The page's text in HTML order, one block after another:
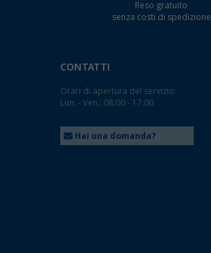
Reso gratuito
senza costi di spedizione
CONTATTI
Orari di apertura del servizio:
Lun. - Ven.: 08:00 - 17:00
Hai una domanda?